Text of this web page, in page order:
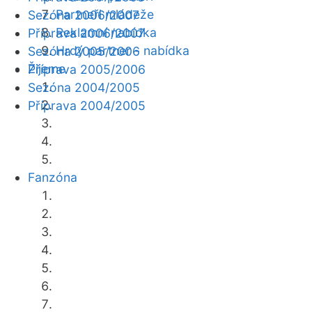
Partneři mládeže
Reklamní nabídka
Hrdý partner - nabídka
Žijeme
Fanzóna
Sezóna 2006/2007
Příprava 2006/2007
Sezóna 2005/2006
Příprava 2005/2006
Sezóna 2004/2005
Příprava 2004/2005